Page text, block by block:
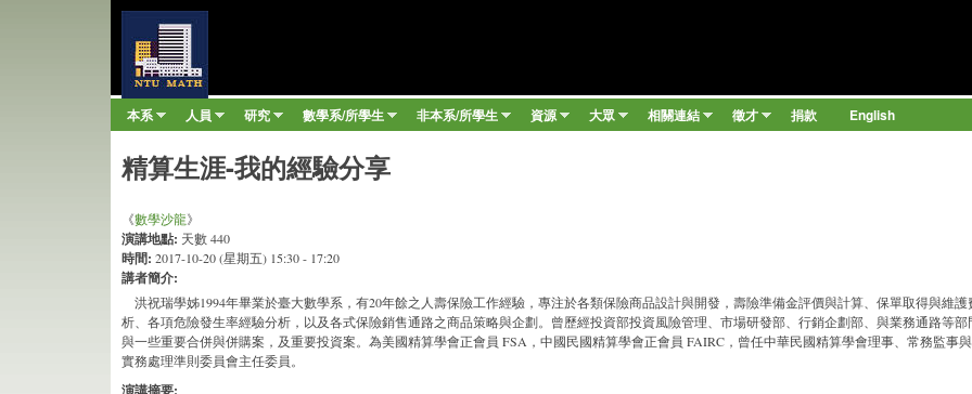
臺
大
數
學
系
Main menu
本系 人員 研究 數學系/所學生 非本系/所學生 資源 大眾 相關連結 徵才 捐款 English
精算生涯-我的經驗分享
《數學沙龍》
演講地點: 天數 440
時間: 2017-10-20 (星期五) 15:30 - 17:20
講者簡介:
洪祝瑞學姊1994年畢業於臺大數學系，有20年餘之人壽保險工作經驗，專注於各類保險商品設計與開發，壽險準備金評價與計算、保單取得與維護
析、各項危險發生率經驗分析，以及各式保險銷售通路之商品策略與企劃。曾歷經投資部投資風險管理、市場研發部、行銷企劃部、與業務通路等部
與一些重要合併與併購案，及重要投資案。為美國精算學會正會員 FSA，中國民國精算學會正會員 FAIRC，曾任中華民國精算學會理事、常務監事
實務處理準則委員會主任委員。